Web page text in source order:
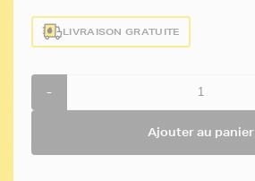
LIVRAISON GRATUITE
-
Ajouter au panier